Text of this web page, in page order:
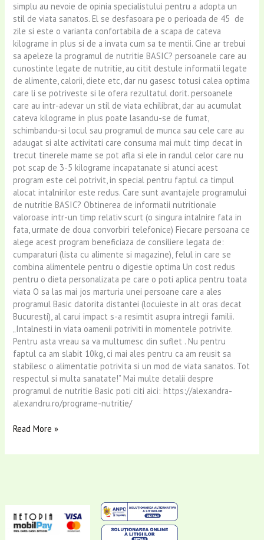
simplu au nevoie de opinia specialistului pentru a adopta un
stil de viata sanatos. El se desfasoara pe o perioada de 45 de
zile si este o varianta confortabila de a scapa de cateva
kilograme in plus si de a invata cum sa te mentii. Cine ar trebui
sa apeleze la programul de nutritie BASIC? persoanele care au
cunostinte legate de nutritie, au citit destule informatii legate
de alimente, calorii, diete etc, dar nu gasesc totusi calea optima
care li se potriveste si le ofera rezultatul dorit. persoanele
care au intr-adevar un stil de viata echilibrat, dar au acumulat
cateva kilograme in plus poate lasandu-se de fumat,
schimbandu-si locul sau programul de munca sau cele care au
adaugat si alte activitati care consuma mai mult timp decat in
trecut tinerele mame se pot afla si ele in randul celor care nu
pot scap de 3-5 kilograme incapatanate si atunci acest
program este cel potrivit, in special pentru faptul ca timpul
alocat intalnirilor este redus. Care sunt avantajele programului
de nutritie BASIC? Obtinerea de informatii nutritionale
valoroase intr-un timp relativ scurt (o singura intalnire fata in
fata, urmate de doua convorbiri telefonice) Fiecare persoana ce
alege acest program beneficiaza de consiliere legata de:
cumparaturi (lista cu alimente si magazine), felul in care se
combina alimentele pentru o digestie optima Un cost redus
pentru o dieta personalizata pe care o poti aplica pentru toata
viata O sa las mai jos marturia unei persoane care a ales
programul Basic datorita distantei (locuieste in alt oras decat
Bucuresti), al carui impact s-a resimtit asupra intregii familii.
„Intalnesti in viata oamenii potriviti in momentele potrivite.
Pentru asta vreau sa va multumesc din suflet . Nu pentru
faptul ca am slabit 10kg, ci mai ales pentru ca am reusit sa
stabilesc o alimentatie potrivita si un mod de viata sanatos. Tot
respectul si multa sanatate!” Mai multe detalii despre
programul de nutritie Basic poti citi aici: https://alexandra-
alexandru.ro/programe-nutritie/
Read More »